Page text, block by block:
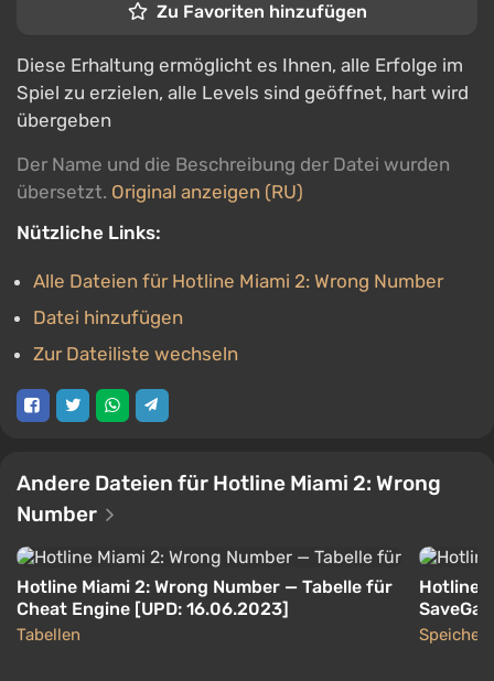
Zu Favoriten hinzufügen
Diese Erhaltung ermöglicht es Ihnen, alle Erfolge im
Spiel zu erzielen, alle Levels sind geöffnet, hart wird
übergeben
Der Name und die Beschreibung der Datei wurden
übersetzt. Original anzeigen (RU)
Nützliche Links:
Alle Dateien für Hotline Miami 2: Wrong Number
Datei hinzufügen
Zur Dateiliste wechseln
Andere Dateien für Hotline Miami 2: Wrong
Number
Hotline Miami 2: Wrong Number — Tabelle für
Cheat Engine [UPD: 16.06.2023]
Tabellen
Hotline